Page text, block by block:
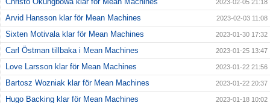
2023-02-05 21:18
Arvid Hansson klar för Mean Machines 2023-02-03 11:08
Sixten Motivala klar för Mean Machines 2023-01-30 17:32
Carl Östman tillbaka i Mean Machines 2023-01-25 13:47
Love Larsson klar för Mean Machines 2023-01-22 21:56
Bartosz Wozniak klar för Mean Machines 2023-01-22 20:37
Hugo Backing klar för Mean Machines 2023-01-18 10:02